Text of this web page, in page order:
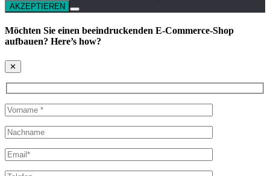
AKZEPTIEREN
Möchten Sie einen beeindruckenden E-Commerce-Shop
aufbauen? Here’s how?
✕